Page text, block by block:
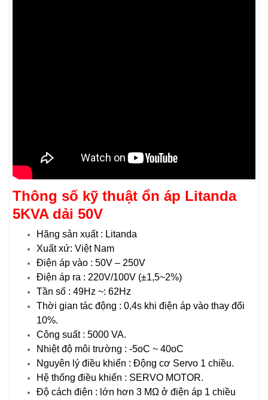
Thông số kỹ thuật ổn áp Litanda
5KVA dải 50V
Hãng sản xuất : Litanda
Xuất xứ: Việt Nam
Điện áp vào : 50V – 250V
Điện áp ra : 220V/100V (±1,5~2%)
Tần số : 49Hz ~: 62Hz
Thời gian tác động : 0,4s khi điện áp vào thay đổi
10%.
Công suất : 5000 VA.
Nhiệt độ môi trường : -5oC ~ 40oC
Nguyên lý điều khiển : Động cơ Servo 1 chiều.
Hệ thống điều khiển : SERVO MOTOR.
Độ cách điện : lớn hơn 3 MΩ ở điện áp 1 chiều